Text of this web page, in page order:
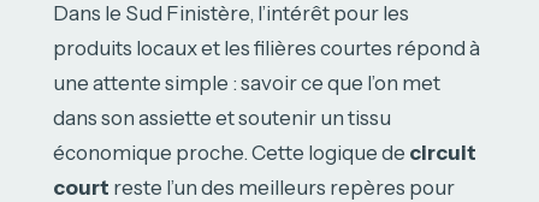
Dans le Sud Finistère, l’intérêt pour les
produits locaux et les filières courtes répond à
une attente simple : savoir ce que l’on met
dans son assiette et soutenir un tissu
économique proche. Cette logique de circuit
court reste l’un des meilleurs repères pour